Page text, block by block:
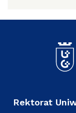
Rektorat